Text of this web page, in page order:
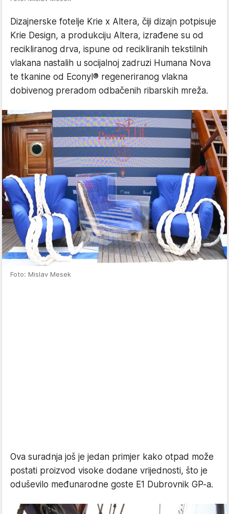
Dizajnerske fotelje Krie x Altera, čiji dizajn potpisuje
Krie Design, a produkciju Altera, izrađene su od
recikliranog drva, ispune od recikliranih tekstilnih
vlakana nastalih u socijalnoj zadruzi Humana Nova
te tkanine od Econyl® regeneriranog vlakna
dobivenog preradom odbačenih ribarskih mreža.
Foto: Mislav Mesek
Ova suradnja još je jedan primjer kako otpad može
postati proizvod visoke dodane vrijednosti, što je
oduševilo međunarodne goste E1 Dubrovnik GP-a.